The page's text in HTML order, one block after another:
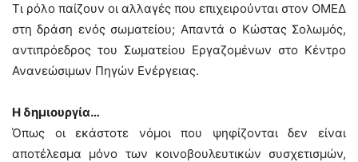
Τι ρόλο παίζουν οι αλλαγές που επιχειρούνται στον ΟΜΕΔ
στη δράση ενός σωματείου; Απαντά ο Κώστας Σολωμός,
αντιπρόεδρος του Σωματείου Εργαζομένων στο Κέντρο
Ανανεώσιμων Πηγών Ενέργειας.
Η δημιουργία…
Όπως οι εκάστοτε νόμοι που ψηφίζονται δεν είναι
αποτέλεσμα μόνο των κοινοβουλευτικών συσχετισμών,